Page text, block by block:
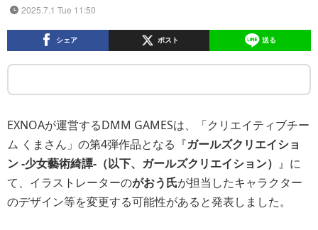
2025.7.1 Tue 11:50
シェア ポスト 送る
EXNOAが運営するDMM GAMESは、「クリエイティブチー
ム くまさん」の第4弾作品となる『ガールズクリエイショ
ン -少女藝術綺譚-（以下、ガールズクリエイション） 』に
て、イラストレーターのがおう氏が担当したキャラクター
のデザイン等を変更する可能性があると発表しました。